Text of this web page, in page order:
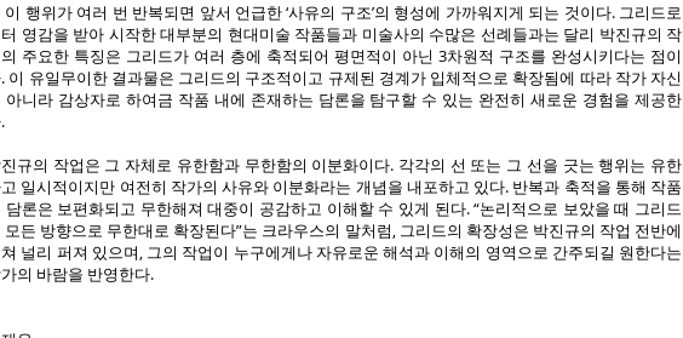
이 행위가 여러 번 반복되면 앞서 언급한 ‘사유의 구조’의 형성에 가까워지게 되는 것이다. 그리드로
영감을 받아 시작한 대부분의 현대미술 작품들과 미술사의 수많은 선례들과는 달리 박진규의 작
주요한 특징은 그리드가 여러 층에 축적되어 평면적이 아닌 3차원적 구조를 완성시키다는 점이
이 유일무이한 결과물은 그리드의 구조적이고 규제된 경계가 입체적으로 확장됨에 따라 작가 자신
아니라 감상자로 하여금 작품 내에 존재하는 담론을 탐구할 수 있는 완전히 새로운 경험을 제공한
규의 작업은 그 자체로 유한함과 무한함의 이분화이다. 각각의 선 또는 그 선을 긋는 행위는 유한
일시적이지만 여전히 작가의 사유와 이분화라는 개념을 내포하고 있다. 반복과 축적을 통해 작품
담론은 보편화되고 무한해져 대중이 공감하고 이해할 수 있게 된다. “논리적으로 보았을 때 그리드
모든 방향으로 무한대로 확장된다”는 크라우스의 말처럼, 그리드의 확장성은 박진규의 작업 전반에
널리 퍼져 있으며, 그의 작업이 누구에게나 자유로운 해석과 이해의 영역으로 간주되길 원한다는
의 바람을 반영한다.